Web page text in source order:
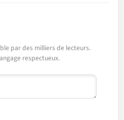
par des milliers de lecteurs.
respectueux.